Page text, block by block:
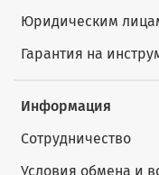
Юридическим
Гарантия на
Информация
Сотрудничество
Условия обмена и